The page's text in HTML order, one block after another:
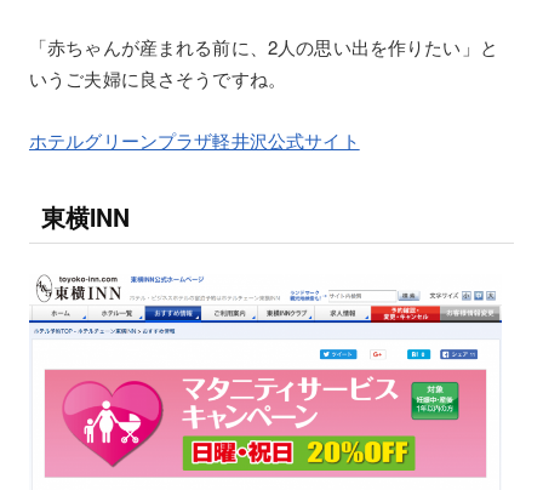
「赤ちゃんが産まれる前に、2人の思い出を作りたい」と
いうご夫婦に良さそうですね。
ホテルグリーンプラザ軽井沢公式サイト
東横INN